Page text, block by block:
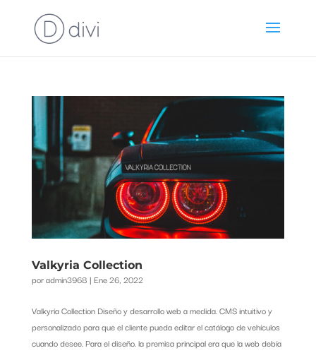
Valkyria Collection
poradmin3968 | Ene 26, 2022
Valkyria Collection Diseño y desarrollo web a medida. CMS intuitivo y
personalizado para que el cliente pueda editar el catálogo de vehículos
cuando desee. Para el diseño. la premisa principal era que la web debía